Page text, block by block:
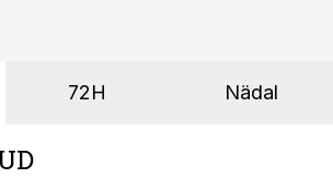
72H Nädal